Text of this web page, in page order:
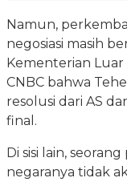
Namun,
negosiasi masih
Kementerian
CNBC bahwa
resolusi dari AS
final.
Di sisi lain,
negaranya tidak